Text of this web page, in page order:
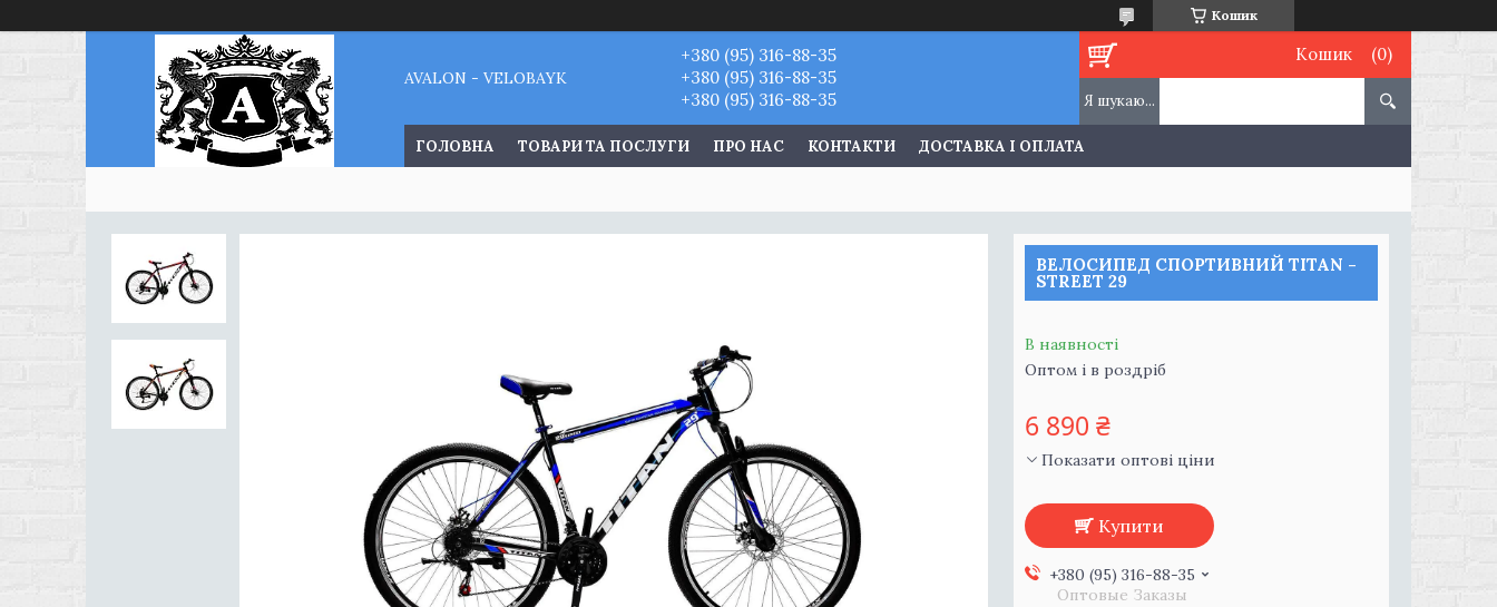
Кошик
AVALON - VELOBAYK
+380 (95) 316-88-35
+380 (95) 316-88-35
+380 (95) 316-88-35
Кошик
ГОЛОВНА ТОВАРИ ТА ПОСЛУГИ ПРО НАС КОНТАКТИ ДОСТАВКА І ОПЛАТА
ВЕЛОСИПЕД СПОРТИВНИЙ TITAN -
STREET 29
В наявності
Оптом і в роздріб
6 890 ₴
Показати оптові ціни
Купити
+380 (95) 316-88-35
Оптовые Заказы